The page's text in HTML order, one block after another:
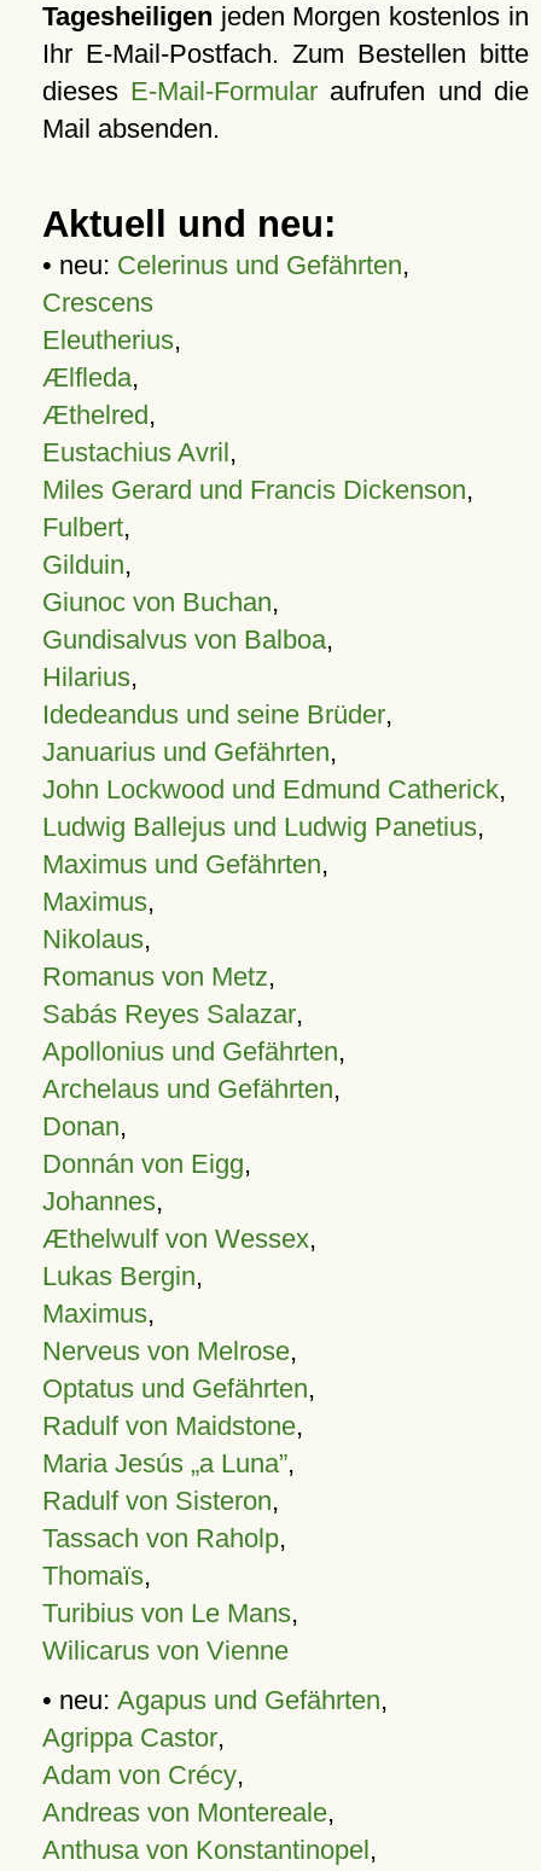
Tagesheiligen jeden Morgen kostenlos in
Ihr E-Mail-Postfach. Zum Bestellen bitte
dieses E-Mail-Formular aufrufen und die
Mail absenden.
Aktuell und neu:
• neu: Celerinus und Gefährten,
Crescens
Eleutherius,
Ælfleda,
Æthelred,
Eustachius Avril,
Miles Gerard und Francis Dickenson,
Fulbert,
Gilduin,
Giunoc von Buchan,
Gundisalvus von Balboa,
Hilarius,
Idedeandus und seine Brüder,
Januarius und Gefährten,
John Lockwood und Edmund Catherick,
Ludwig Ballejus und Ludwig Panetius,
Maximus und Gefährten,
Maximus,
Nikolaus,
Romanus von Metz,
Sabás Reyes Salazar,
Apollonius und Gefährten,
Archelaus und Gefährten,
Donan,
Donnán von Eigg,
Johannes,
Æthelwulf von Wessex,
Lukas Bergin,
Maximus,
Nerveus von Melrose,
Optatus und Gefährten,
Radulf von Maidstone,
Maria Jesús „a Luna”,
Radulf von Sisteron,
Tassach von Raholp,
Thomaïs,
Turibius von Le Mans,
Wilicarus von Vienne
• neu: Agapus und Gefährten,
Agrippa Castor,
Adam von Crécy,
Andreas von Montereale,
Anthusa von Konstantinopel,